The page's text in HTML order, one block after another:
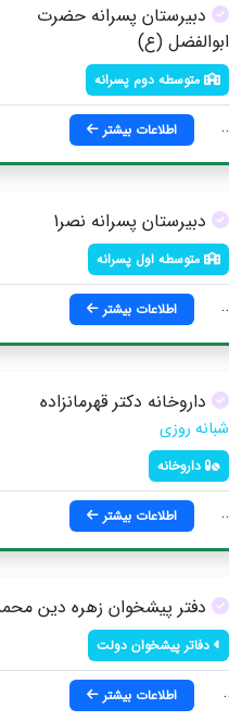
دبیرستان پسرانه حضرت
ابوالفضل (ع)
متوسطه دوم پسرانه
اطلاعات بیشتر
دبیرستان پسرانه نصر1
متوسطه اول پسرانه
اطلاعات بیشتر
داروخانه دکتر قهرمانزاده
شبانه روزی
داروخانه
اطلاعات بیشتر
دفتر پیشخوان زهره دین
دفاتر پیشخوان دولت
اطلاعات بیشتر